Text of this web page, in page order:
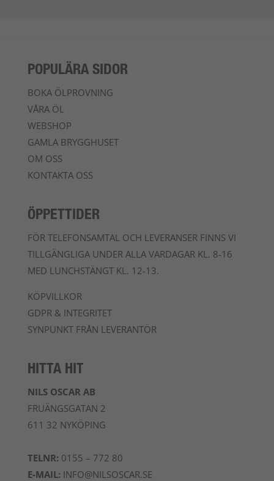
POPULÄRA SIDOR
BOKA ÖLPROVNING
VÅRA ÖL
WEBSHOP
GAMLA BRYGGHUSET
OM OSS
KONTAKTA OSS
ÖPPETTIDER
FÖR TELEFONSAMTAL OCH LEVERANSER FINNS VI
TILLGÄNGLIGA UNDER ALLA VARDAGAR KL. 8-16
MED LUNCHSTÄNGT KL. 12-13.
KÖPVILLKOR
GDPR & INTEGRITET
SYNPUNKT FRÅN LEVERANTÖR
HITTA HIT
NILS OSCAR AB
FRUÄNGSGATAN 2
611 32 NYKÖPING
TELNR: 0155 – 772 80
E-MAIL: INFO@NILSOSCAR.SE